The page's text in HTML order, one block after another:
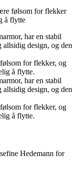
følsom for flekker
å flytte
har en stabil
allsidig design, og den
for flekker, og
å flytte.
har en stabil
allsidig design, og den
for flekker, og
å flytte.
Hedemann for